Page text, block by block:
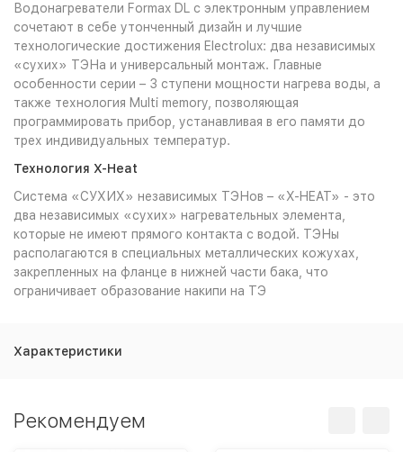
Водонагреватели Formax DL с электронным управлением
сочетают в себе утонченный дизайн и лучшие
технологические достижения Electrolux: два независимых
«сухих» ТЭНа и универсальный монтаж. Главные
особенности серии – 3 ступени мощности нагрева воды, а
также технология Multi memory, позволяющая
программировать прибор, устанавливая в его памяти до
трех индивидуальных температур.
Технология X-Heat
Система «СУХИХ» независимых ТЭНов – «X-HEAT» - это
два независимых «сухих» нагревательных элемента,
которые не имеют прямого контакта с водой. ТЭНы
располагаются в специальных металлических кожухах,
закрепленных на фланце в нижней части бака, что
ограничивает образование накипи на ТЭ
Характеристики
Рекомендуем